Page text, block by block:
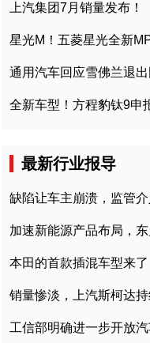
上汽集团7月销量发布！
星光M！五菱星光全新
通用汽车回应雪佛兰退
全新车型！方程豹钛9申
最新行业报导
缺陷让车主崩溃，监管
销量惨淡，上汽斯柯达